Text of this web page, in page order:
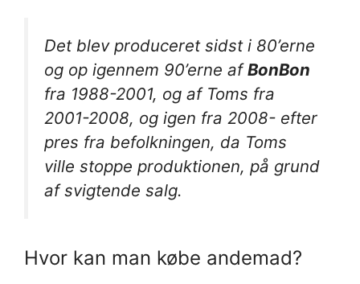
Det blev produceret sidst i 80’erne
og op igennem 90’erne afBonBon
fra 1988-2001, og af Toms fra
2001-2008, og igen fra 2008- efter
pres fra befolkningen, da Toms
ville stoppe produktionen, på grund
af svigtende salg.
Hvor kan man købe andemad?